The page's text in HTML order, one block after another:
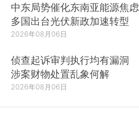
中东局势催化东南亚能源焦虑
多国出台光伏新政加速转型
2026年08月06日
侦查起诉审判执行均有漏洞
涉案财物处置乱象何解
2026年08月06日